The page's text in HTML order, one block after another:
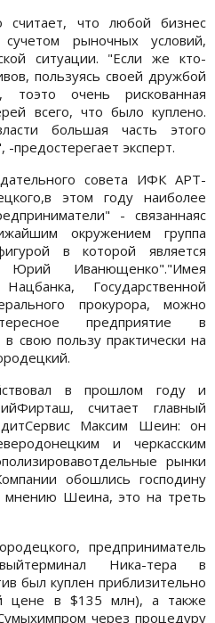
что любой бизнес
рыночных условий,
ситуации. "Если же кто-
пользуясь своей дружбой
тоэто очень рискованная
всего, что было куплено.
большая часть этого
предостерегает эксперт.
совета ИФК АРТ-
этом году наиболее
- связаннаяс
окружением группа
в которой является
Юрий Иванющенко"."Имея
Государственной
прокурора, можно
предприятие в
свою пользу практически на
в прошлом году и
считает главный
Максим Шеин: он
и черкасским
рынки
обошлись господину
Шеина, это на треть
предприниматель
Ника-тера в
был куплен приблизительно
цене в $135 млн), а также
через процедуру